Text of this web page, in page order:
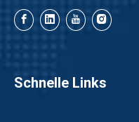
Schnelle Links